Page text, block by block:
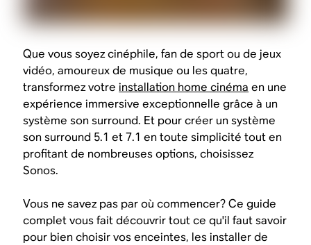
Que vous soyez cinéphile, fan de sport ou de jeux
vidéo, amoureux de musique ou les quatre,
transformez votreinstallation home cinéma en une
expérience immersive exceptionnelle grâce à un
système son surround. Et pour créer un système
son surround 5.1 et 7.1 en toute simplicité tout en
profitant de nombreuses options, choisissez
Sonos.
Vous ne savez pas par où commencer? Ce guide
complet vous fait découvrir tout ce qu'il faut savoir
pour bien choisir vos enceintes, les installer de